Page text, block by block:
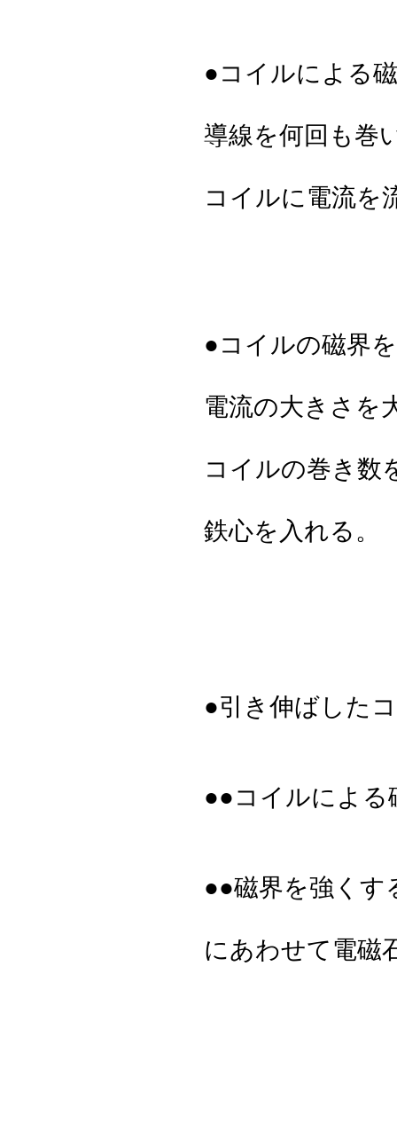
●コイルによる
導線を何回も巻
コイルに電流を
●コイルの磁界
電流の大きさを
コイルの巻き数
鉄心を入れる。
●引き伸ばした
●●コイルによる
●●磁界を強くす
にあわせて電磁